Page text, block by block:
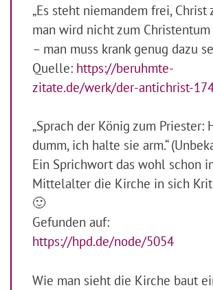
„Es steht niemandem frei, Christ
man wird nicht zum
– man muss krank genug dazu
Quelle: https://beruhmte-
zitate.de/werk/der-antichrist-
„Sprach der König zum Priester:
dumm, ich halte sie arm.“
Ein Sprichwort das wohl schon
Mittelalter die Kirche in sich
🙂
Gefunden auf:
https://hpd.de/node/5054
Wie man sieht die Kirche baut